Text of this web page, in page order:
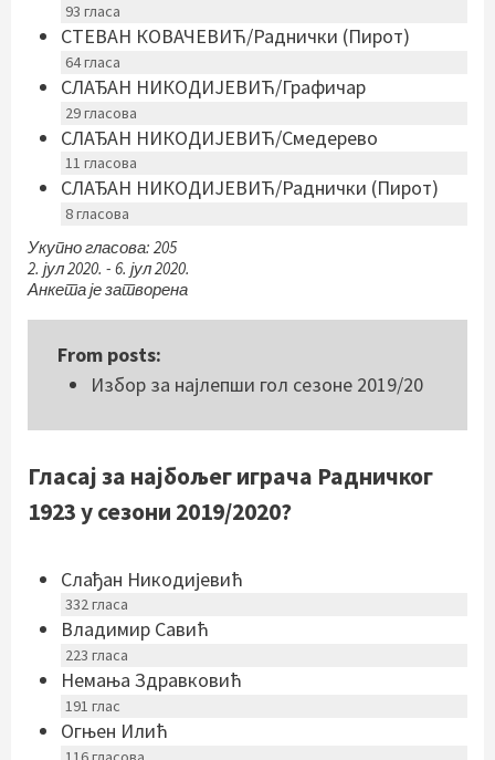
93гласа
СТЕВАН КОВАЧЕВИЋ/Раднички (Пирот)
64гласа
СЛАЂАН НИКОДИЈЕВИЋ/Графичар
29гласова
СЛАЂАН НИКОДИЈЕВИЋ/Смедерево
11гласова
СЛАЂАН НИКОДИЈЕВИЋ/Раднички (Пирот)
8гласова
Укупно гласова: 205
2. јул 2020. - 6. јул 2020.
Анкета је затворена
From posts:
Избор за најлепши гол сезоне 2019/20
Гласај за најбољег играча Радничког
1923 у сезони 2019/2020?
Слађан Никодијевић
332гласа
Владимир Савић
223гласа
Немања Здравковић
191глас
Огњен Илић